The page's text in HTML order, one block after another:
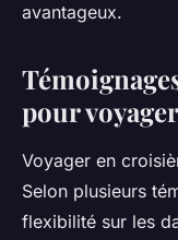
avantageux.
pour
Voyager en
Selon plusieurs
flexibilité sur les